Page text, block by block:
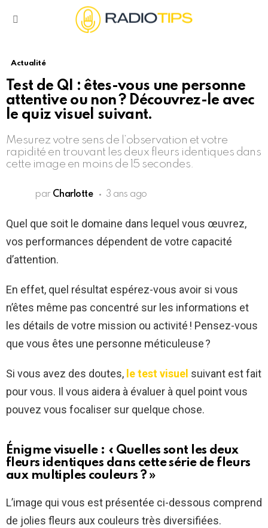
Actualité
Test de QI : êtes-vous une personne
attentive ou non ? Découvrez-le avec
le quiz visuel suivant.
Mesurez votre sens de l’observation et votre
rapidité en trouvant les deux fleurs identiques dans
cette image en moins de 15 secondes.
par Charlotte 3 ans ago
Quel que soit le domaine dans lequel vous œuvrez,
vos performances dépendent de votre capacité
d’attention.
En effet, quel résultat espérez-vous avoir si vous
n’êtes même pas concentré sur les informations et
les détails de votre mission ou activité ! Pensez-vous
que vous êtes une personne méticuleuse ?
Si vous avez des doutes, le test visuel suivant est fait
pour vous. Il vous aidera à évaluer à quel point vous
pouvez vous focaliser sur quelque chose.
Énigme visuelle : « Quelles sont les deux
fleurs identiques dans cette série de fleurs
aux multiples couleurs ? »
L’image qui vous est présentée ci-dessous comprend
de jolies fleurs aux couleurs très diversifiées.